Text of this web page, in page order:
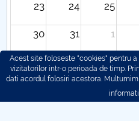
23 24 25
30 31 1
Acest site foloseste "cookies" pentru
vizitatorilor intr-o perioada de timp.
dati acordul folosiri acestora.